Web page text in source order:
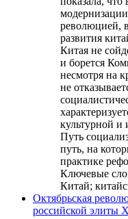
революцией,
развития
Китая не
и борется
несмотря на
не
культурной и
Путь
путь, на
практике
Ключевые
Китай;
Октябрьская
российской элиты